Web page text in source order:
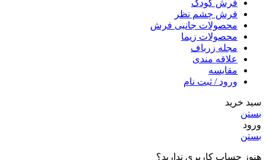
فرش کودک
فرش چشم نظر
محصولات جانبی فرش
محصولات زیما
مجله زرباف
علاقه مندی
مقایسه
ورود / ثبت نام
سبد خرید
بستن
ورود
بستن
هنوز حساب کاربری ندارید؟